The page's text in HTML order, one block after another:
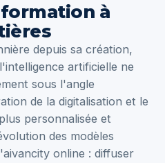
à
depuis sa création,
artificielle ne
sous l'angle
de la digitalisation et le
personnalisée et
des modèles
online : diffuser